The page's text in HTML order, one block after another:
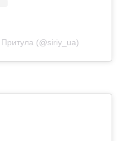
(@siriy_ua)